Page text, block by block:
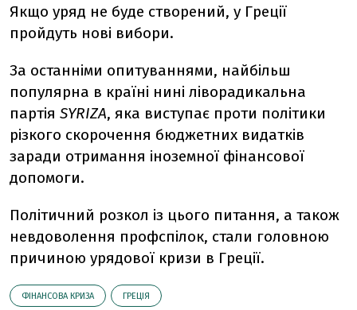
Якщо уряд не буде створений, у Греції
пройдуть нові вибори.
За останніми опитуваннями, найбільш
популярна в країні нині ліворадикальна
партія SYRIZA, яка виступає проти політики
різкого скорочення бюджетних видатків
заради отримання іноземної фінансової
допомоги.
Політичний розкол із цього питання, а також
невдоволення профспілок, стали головною
причиною урядової кризи в Греції.
ФІНАНСОВА КРИЗА ГРЕЦІЯ